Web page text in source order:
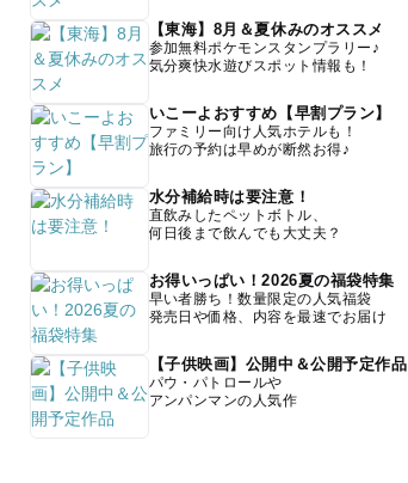
【東海】8月＆夏休みのオススメ
参加無料ポケモンスタンプラリー♪
気分爽快水遊びスポット情報も！
いこーよおすすめ【早割プラン】
ファミリー向け人気ホテルも！
旅行の予約は早めが断然お得♪
水分補給時は要注意！
直飲みしたペットボトル、
何日後まで飲んでも大丈夫？
お得いっぱい！2026夏の福袋特集
早い者勝ち！数量限定の人気福袋
発売日や価格、内容を最速でお届け
【子供映画】公開中＆公開予定作品
パウ・パトロールや
アンパンマンの人気作